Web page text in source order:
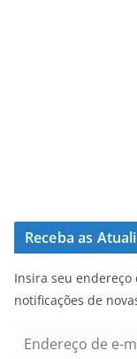
Receba as
Insira seu
notificações de